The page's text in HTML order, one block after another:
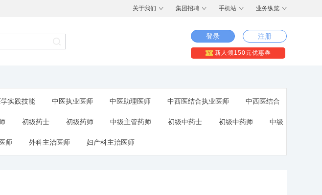
关于我们 集团招聘 手机站 业务纵览
登录 注册
新人领150元优惠券
学实践技能 中医执业医师 中医助理医师 中西医结合执业医师 中西医结合
初级药士 初级药师 中级主管药师 初级中药士 初级中药师 中级
师 外科主治医师 妇产科主治医师